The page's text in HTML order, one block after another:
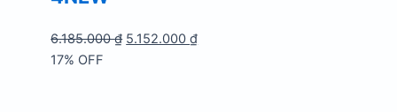
6.185.000₫ Giá
5.152.000₫Giá
17% OFF